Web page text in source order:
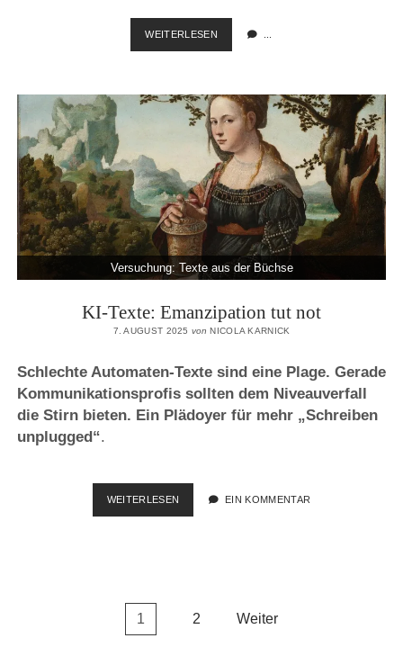
WEITERLESEN„DIE
SPRACHE
WERDEN“
...
Versuchung: Texte aus der Büchse
KI-Texte: Emanzipation tut not
7. AUGUST 2025 von NICOLA KARNICK
Schlechte Automaten-Texte sind eine Plage. Gerade
Kommunikationsprofis sollten dem Niveauverfall
die Stirn bieten. Ein Plädoyer für mehr „Schreiben
unplugged“.
WEITERLESEN
TEXTE:
EIN KOMMENTAR
Seitennummerierung
1 2 Weiter